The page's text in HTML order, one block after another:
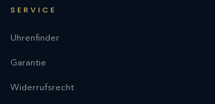
SERVICE
Uhrenfinder
Garantie
Widerrufsrecht